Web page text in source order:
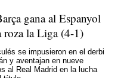
gana al Espanyol
roza la Liga (4-1)
se impusieron en el derbi
y aventajan en nueve
al Real Madrid en la lucha